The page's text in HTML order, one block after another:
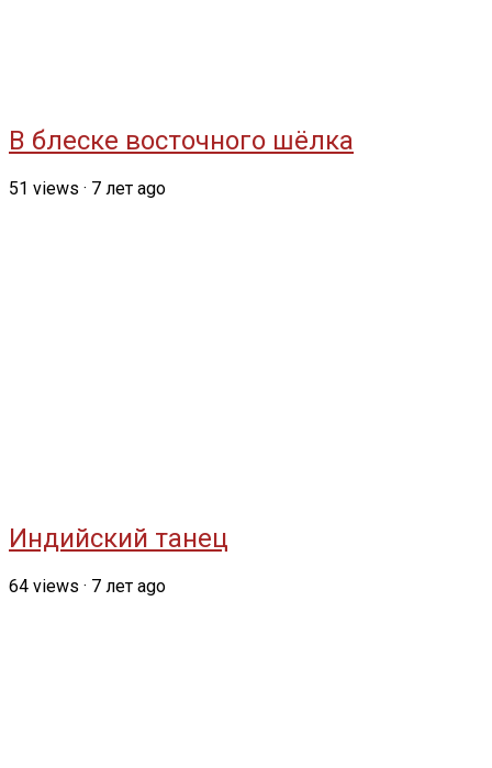
В блеске восточного шёлка
51 views · 7 лет ago
Индийский танец
64 views · 7 лет ago